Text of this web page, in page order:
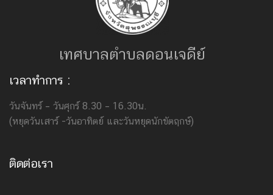
เทศบาลตำบลดอนเจดีย์
เวลาทำการ :
วันจันทร์ – วันศุกร์ 8.30 – 16.30น.
(หยุดวันเสาร์ -วันอาทิตย์ และวันหยุดนักขัตฤกษ์)
ติดต่อเรา